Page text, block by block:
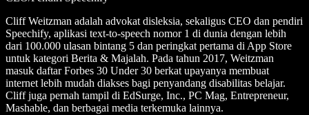
Cliff Weitzman adalah advokat disleksia, sekaligus CEO dan pendiri
Speechify, aplikasi text-to-speech nomor 1 di dunia dengan lebih
dari 100.000 ulasan bintang 5 dan peringkat pertama di App Store
untuk kategori Berita & Majalah. Pada tahun 2017, Weitzman
masuk daftar Forbes 30 Under 30 berkat upayanya membuat
internet lebih mudah diakses bagi penyandang disabilitas belajar.
Cliff juga pernah tampil di EdSurge, Inc., PC Mag, Entrepreneur,
Mashable, dan berbagai media terkemuka lainnya.